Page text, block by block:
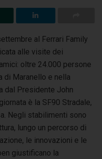
al Ferrari Family
alle visite dei
oltre 24.000 persone
di Maranello e nella
dal Presidente John
è la SF90 Stradale,
Negli stabilimenti sono
lungo un percorso di
le innovazioni e le
giustificano la